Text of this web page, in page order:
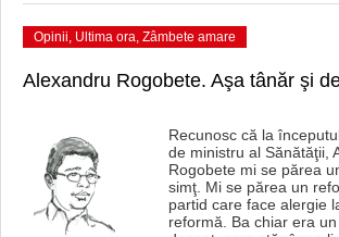
Opinii, Ultima ora, Zâmbete amare
Alexandru Rogobete. Aşa tânăr şi
Recunosc că la
de ministru al Sănătăţii,
Rogobete mi se părea
simţ. Mi se părea un
partid care face alergie
reformă. Ba chiar era